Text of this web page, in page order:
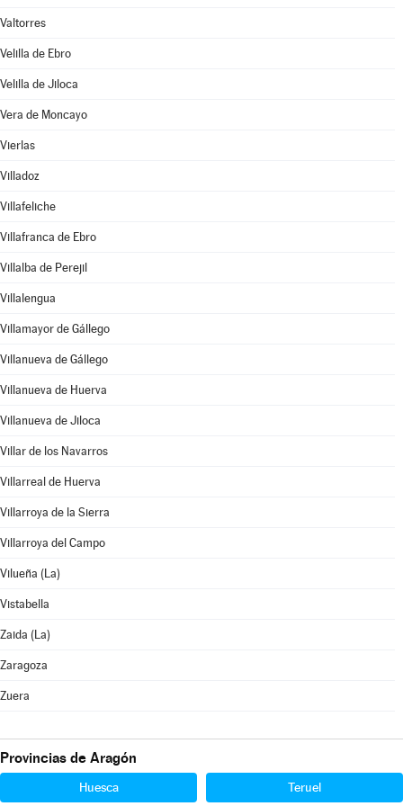
Valtorres
Velilla de Ebro
Velilla de Jiloca
Vera de Moncayo
Vierlas
Villadoz
Villafeliche
Villafranca de Ebro
Villalba de Perejil
Villalengua
Villamayor de Gállego
Villanueva de Gállego
Villanueva de Huerva
Villanueva de Jiloca
Villar de los Navarros
Villarreal de Huerva
Villarroya de la Sierra
Villarroya del Campo
Vilueña (La)
Vistabella
Zaida (La)
Zaragoza
Zuera
Provincias de Aragón
Huesca Teruel